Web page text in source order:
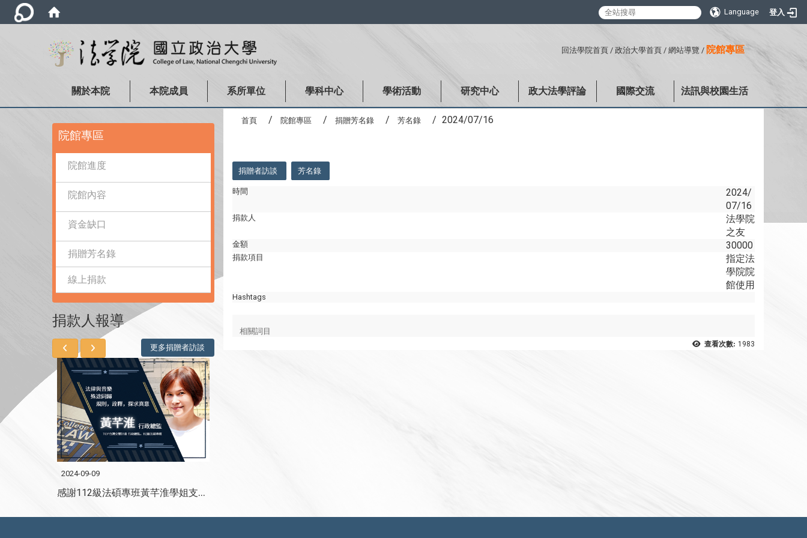
Language 登入
回法學院首頁 / 政治大學首頁 / 網站導覽 / 院館專區
關於本院 本院成員 系所單位 學科中心 學術活動 研究中心 政大法學評論 國際交流 法訊與校園生活
院館專區
院館進度
院館內容
資金缺口
捐贈芳名錄
線上捐款
捐款人報導
更多捐贈者訪談
2024-09-09
感謝112級法碩專班黃芊淮學姐支持法學院館興建
首頁 院館專區 捐贈芳名錄 芳名錄 2024/07/16
捐贈者訪談 芳名錄
時間
2024/
07/16
捐款人
法學院
之友
金額 30000
捐款項目
指定法
學院院
館使用
Hashtags
相關詞目
查看次數: 1983